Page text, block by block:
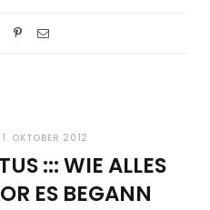
1. OKTOBER 2012
::: WIE ALLES
ES BEGANN